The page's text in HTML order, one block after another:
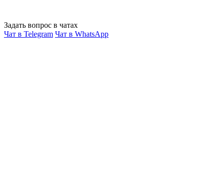
Задать вопрос в чатах
Чат в Telegram Чат в WhatsApp